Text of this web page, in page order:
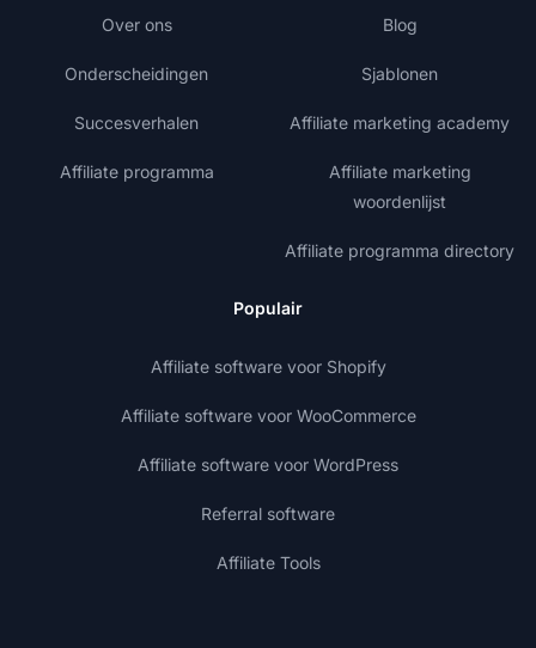
Over ons
Onderscheidingen
Succesverhalen
Affiliate programma
Blog
Sjablonen
Affiliate marketing academy
Affiliate marketing
woordenlijst
Affiliate programma directory
Populair
Affiliate software voor Shopify
Affiliate software voor WooCommerce
Affiliate software voor WordPress
Referral software
Affiliate Tools